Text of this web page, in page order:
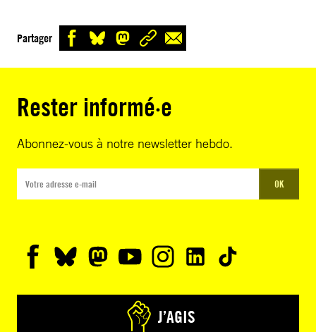
Partager
Rester informé·e
Abonnez-vous à notre newsletter hebdo.
OK
J’AGIS